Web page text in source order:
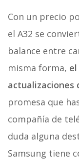
Con un precio
el A32 se
balance entre
misma forma,
actualizaciones
promesa que
compañía de
duda alguna
Samsung tiene